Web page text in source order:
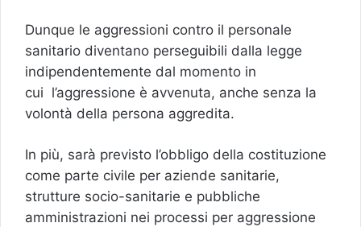
Dunque le aggressioni contro il personale
sanitario diventano perseguibili dalla legge
indipendentemente dal momento in
cui l’aggressione è avvenuta, anche senza la
volontà della persona aggredita.
In più, sarà previsto l’obbligo della costituzione
come parte civile per aziende sanitarie,
strutture socio-sanitarie e pubbliche
amministrazioni nei processi per aggressione